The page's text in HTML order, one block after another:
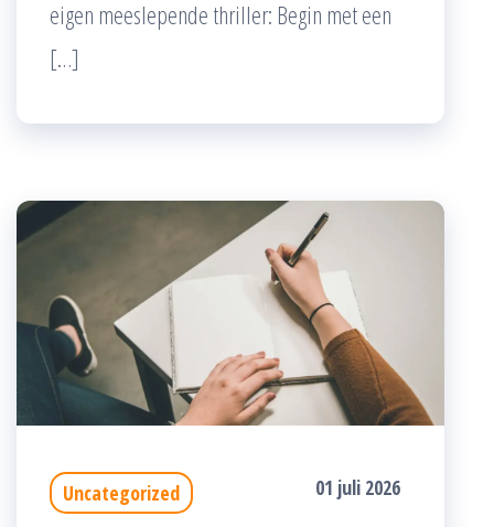
eigen meeslepende thriller: Begin met een
[…]
Uncategorized 01 juli 2026